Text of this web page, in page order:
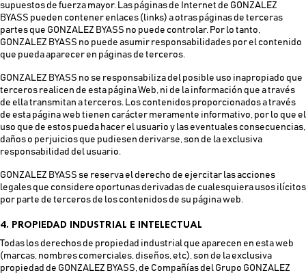
supuestos de fuerza mayor. Las páginas de Internet de GONZALEZ
BYASS pueden contener enlaces (links) a otras páginas de terceras
partes que GONZALEZ BYASS no puede controlar. Por lo tanto,
GONZALEZ BYASS no puede asumir responsabilidades por el contenido
que pueda aparecer en páginas de terceros.
GONZALEZ BYASS no se responsabiliza del posible uso inapropiado que
terceros realicen de esta página Web, ni de la información que a través
de ella transmitan a terceros. Los contenidos proporcionados a través
de esta página web tienen carácter meramente informativo, por lo que el
uso que de estos pueda hacer el usuario y las eventuales consecuencias,
daños o perjuicios que pudiesen derivarse, son de la exclusiva
responsabilidad del usuario.
GONZALEZ BYASS se reserva el derecho de ejercitar las acciones
legales que considere oportunas derivadas de cualesquiera usos ilícitos
por parte de terceros de los contenidos de su página web.
4. PROPIEDAD INDUSTRIAL E INTELECTUAL
Todas los derechos de propiedad industrial que aparecen en esta web
(marcas, nombres comerciales, diseños, etc), son de la exclusiva
propiedad de GONZALEZ BYASS, de Compañías del Grupo GONZALEZ